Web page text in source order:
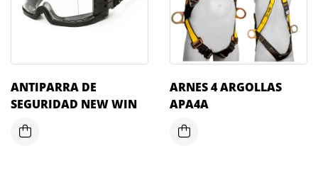
ANTIPARRA DE
SEGURIDAD NEW WIN
ARNES 4 ARGOLLAS
APA4A